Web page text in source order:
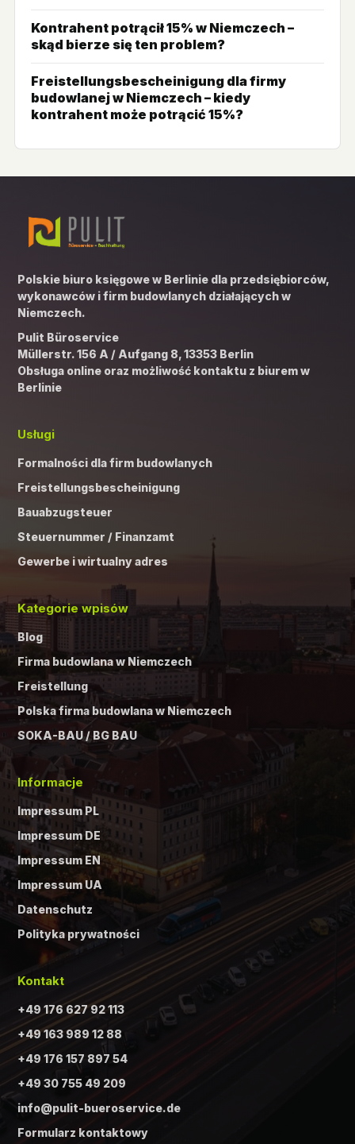
Kontrahent potrącił 15% w Niemczech –
skąd bierze się ten problem?
Freistellungsbescheinigung dla firmy
budowlanej w Niemczech – kiedy
kontrahent może potrącić 15%?
Polskie biuro księgowe w Berlinie dla przedsiębiorców,
wykonawców i firm budowlanych działających w
Niemczech.
Pulit Büroservice
Müllerstr. 156 A / Aufgang 8, 13353 Berlin
Obsługa online oraz możliwość kontaktu z biurem w
Berlinie
Usługi
Formalności dla firm budowlanych
Freistellungsbescheinigung
Bauabzugsteuer
Steuernummer / Finanzamt
Gewerbe i wirtualny adres
Kategorie wpisów
Blog
Firma budowlana w Niemczech
Freistellung
Polska firma budowlana w Niemczech
SOKA-BAU / BG BAU
Informacje
Impressum PL
Impressum DE
Impressum EN
Impressum UA
Datenschutz
Polityka prywatności
Kontakt
+49 176 627 92 113
+49 163 989 12 88
+49 176 157 897 54
+49 30 755 49 209
info@pulit-bueroservice.de
Formularz kontaktowy